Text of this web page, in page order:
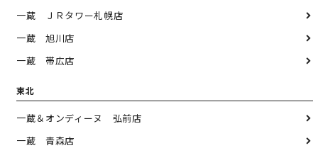
一蔵 ＪＲタワー札幌店
一蔵 旭川店
一蔵 帯広店
東北
一蔵＆オンディーヌ 弘前店
一蔵 青森店